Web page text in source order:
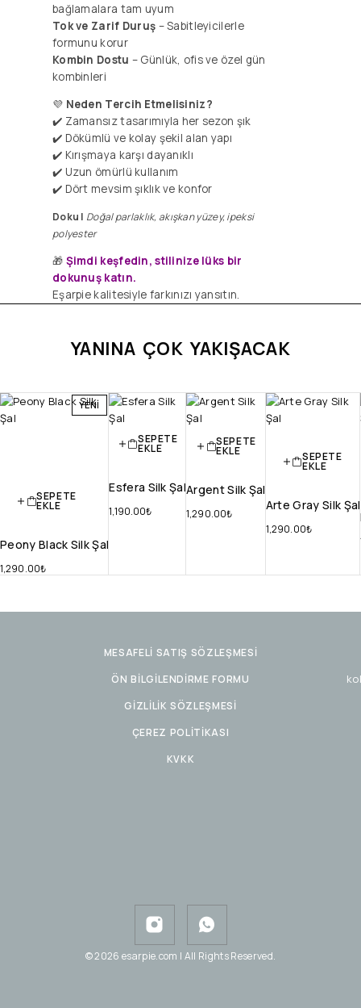
bağlamalara tam uyum
Tok ve Zarif Duruş – Sabitleyicilerle
formunu korur
Kombin Dostu – Günlük, ofis ve özel gün
kombinleri
💜 Neden Tercih Etmelisiniz?
✔️ Zamansız tasarımıyla her sezon şık
✔️ Dökümlü ve kolay şekil alan yapı
✔️ ​Kırışmaya karşı dayanıklı
✔️ Uzun ömürlü kullanım
✔️ Dört mevsim şıklık ve konfor
Doku | Doğal parlaklık, akışkan yüzey, ipeksi
polyester
🎁 Şimdi keşfedin, stilinize lüks bir
dokunuş katın.
Eşarpie kalitesiyle farkınızı yansıtın.
YANINA ÇOK YAKIŞACAK
YENI
SEPETE
EKLE
Peony Black Silk Şal
1,290.00₺
SEPETE
EKLE
Esfera Silk Şal
1,190.00₺
SEPETE
EKLE
Argent Silk Şal
1,290.00₺
SEPETE
EKLE
Arte Gray Silk Şal
1,290.00₺
MESAFELİ SATIŞ SÖZLEŞMESİ
ÖN BİLGİLENDİRME FORMU
GİZLİLİK SÖZLEŞMESİ
ÇEREZ POLİTİKASI
KVKK
© 2026 esarpie.com | All Rights Reserved.